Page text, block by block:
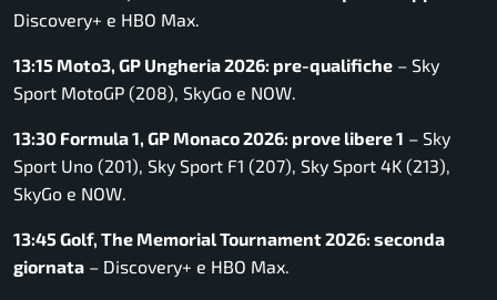
Discovery+ e HBO Max.
13:15 Moto3, GP Ungheria 2026: pre-qualifiche – Sky
Sport MotoGP (208), SkyGo e NOW.
13:30 Formula 1, GP Monaco 2026: prove libere 1 – Sky
Sport Uno (201), Sky Sport F1 (207), Sky Sport 4K (213),
SkyGo e NOW.
13:45 Golf, The Memorial Tournament 2026: seconda
giornata – Discovery+ e HBO Max.